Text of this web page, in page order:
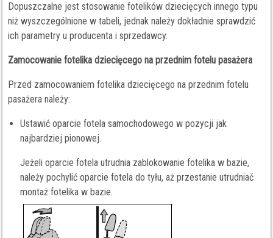
Dopuszczalne jest stosowanie fotelików dziecięcych innego typu
niż wyszczególnione w tabeli, jednak należy dokładnie sprawdzić
ich parametry u producenta i sprzedawcy.
Zamocowanie fotelika dziecięcego na przednim fotelu pasażera
Przed zamocowaniem fotelika dziecięcego na przednim fotelu
pasażera należy:
Ustawić oparcie fotela samochodowego w pozycji jak
najbardziej pionowej.
Jeżeli oparcie fotela utrudnia zablokowanie fotelika w bazie,
należy pochylić oparcie fotela do tyłu, aż przestanie utrudniać
montaż fotelika w bazie.